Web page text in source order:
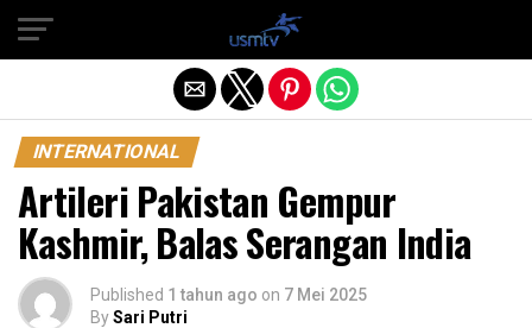
INTERNATIONAL
Artileri Pakistan Gempur
Kashmir, Balas Serangan India
Published 1 tahun ago on 7 Mei 2025
BySari Putri
Exit mobile version